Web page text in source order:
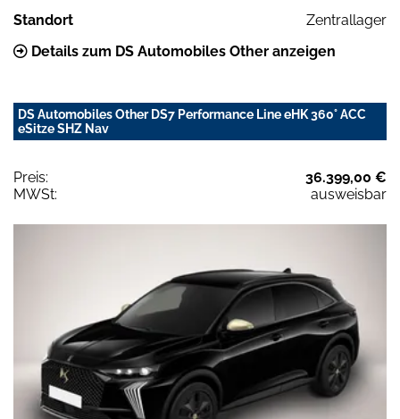
Standort
Zentrallager
Details zum DS Automobiles Other anzeigen
DS Automobiles Other DS7 Performance Line eHK 360° ACC
eSitze SHZ Nav
Preis:
36.399,00 €
MWSt:
ausweisbar